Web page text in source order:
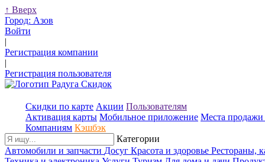
↑ Вверх
Город: Азов
Войти
|
Регистрация компании
|
Регистрация пользователя
Скидки по карте Акции Пользователям
Активация карты Мобильное приложение Места продажи
Компаниям Кэшбэк
Категории
Автомобили и запчасти Досуг Красота и здоровье Рестораны,